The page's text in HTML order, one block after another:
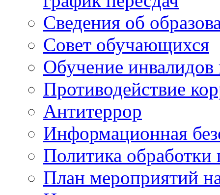
Сведения об
Совет обучающихся
Обучение
Противодействие
Антитеррор
Информационная
Политика
План мероприятий